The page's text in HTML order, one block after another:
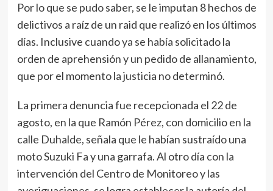
Por lo que se pudo saber, se le imputan 8 hechos de
delictivos a raíz de un raid que realizó en los últimos
días. Inclusive cuando ya se había solicitado la
orden de aprehensión y un pedido de allanamiento,
que por el momento la justicia no determinó.
La primera denuncia fue recepcionada el 22 de
agosto, en la que Ramón Pérez, con domicilio en la
calle Duhalde, señala que le habían sustraído una
moto Suzuki Fa y una garrafa. Al otro día con la
intervención del Centro de Monitoreo y las